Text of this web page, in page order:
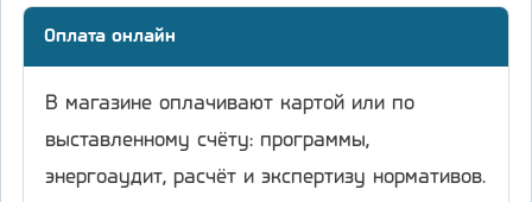
Оплата онлайн
В магазине оплачивают картой или по
выставленному счёту: программы,
энергоаудит, расчёт и экспертизу нормативов.